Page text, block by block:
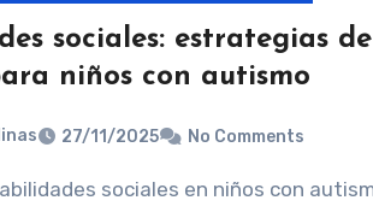
sociales: estrategias de
niños con autismo
27/11/2025 No Comments